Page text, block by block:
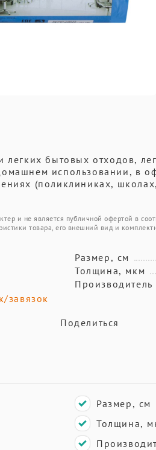
бытовых отходов,
использовании, в
(поликлиниках,
и не является публичной офертой в
товара, его внешний вид и
завязок
Размер, см
Толщина, мкм
Производитель
Поделиться
Размер, см
Толщина,